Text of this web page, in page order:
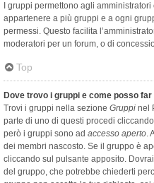
I gruppi permettono agli
appartenere a più gruppi e a ogni
permessi. Questo facilita
moderatori per un forum, o di
Top
Dove trovo i gruppi e come posso
Trovi i gruppi nella sezione Gruppi nel
parte di uno di questi procedi
però i gruppi sono ad accesso aperto.
dei membri nascosto. Se il gruppo è
cliccando sul pulsante apposito.
del gruppo, che potrebbe chiederti